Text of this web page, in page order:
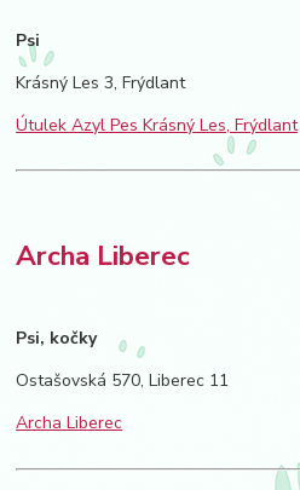
Psi
Krásný Les 3, Frýdlant
Útulek Azyl Pes Krásný Les, Frýdlant
Archa Liberec
Psi, kočky
Ostašovská 570, Liberec 11
Archa Liberec